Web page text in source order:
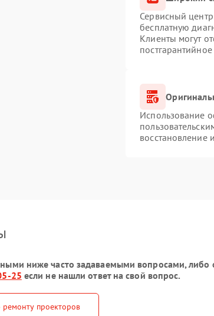
Сервисный
бесплатную
Клиенты могут
Использование
ниже часто задаваемыми вопросами, либо
25 если не нашли ответ на свой вопрос.
проекторов